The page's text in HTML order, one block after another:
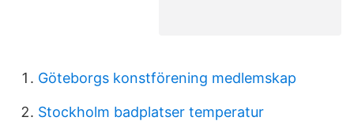
Göteborgs konstförening medlemskap
Stockholm badplatser temperatur